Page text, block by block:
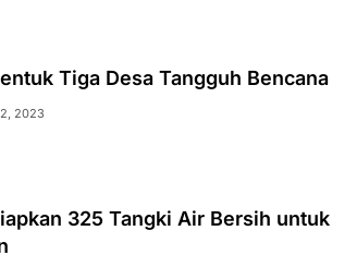
Tiga Desa Tangguh Bencana
2023
325 Tangki Air Bersih untuk